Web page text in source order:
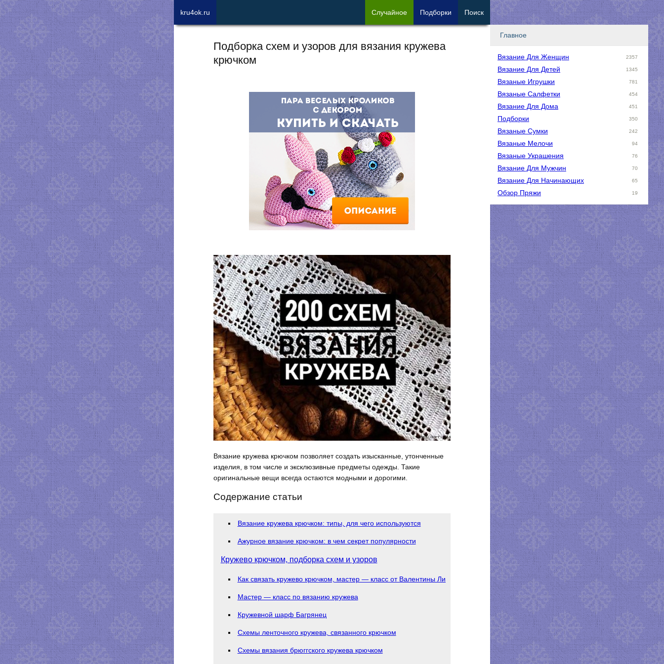
Подборка схем и узоров для вязания кружева
крючком
Вязание кружева крючком позволяет создать изысканные, утонченные
изделия, в том числе и эксклюзивные предметы одежды. Такие
оригинальные вещи всегда остаются модными и дорогими.
Содержание статьи
Вязание кружева крючком: типы, для чего используются
Ажурное вязание крючком: в чем секрет популярности
Кружево крючком, подборка схем и узоров
Как связать кружево крючком, мастер — класс от Валентины Литвиновой
Мастер — класс по вязанию кружева
Кружевной шарф Багрянец
Схемы ленточного кружева, связанного крючком
Схемы вязания брюггского кружева крючком
Главное
Вязание Для Женщин 2357
Вязание Для Детей 1345
Вязаные Игрушки 781
Вязаные Салфетки 454
Вязание Для Дома 451
Подборки 350
Вязаные Сумки 242
Вязаные Мелочи 94
Вязаные Украшения 76
Вязание Для Мужчин 70
Вязание Для Начинающих 65
Обзор Пряжи 19
kru4ok.ru Случайное Подборки Поиск